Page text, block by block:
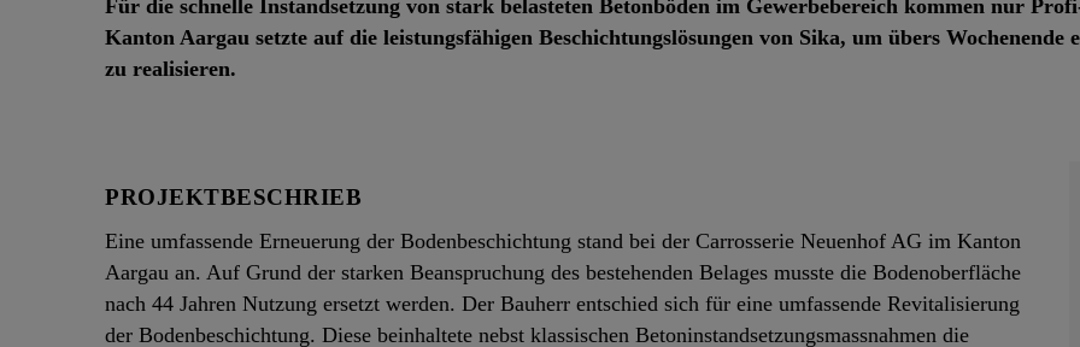
Für die schnelle Instandsetzung von stark belasteten Betonböden im Gewerbebereich kommen nur
Kanton Aargau setzte auf die leistungsfähigen Beschichtungslösungen von Sika, um übers
zu realisieren.
PROJEKTBESCHRIEB
Eine umfassende Erneuerung der Bodenbeschichtung stand bei der Carrosserie Neuenhof AG im Kanton
Aargau an. Auf Grund der starken Beanspruchung des bestehenden Belages musste die Bodenoberfläche
nach 44 Jahren Nutzung ersetzt werden. Der Bauherr entschied sich für eine umfassende Revitalisierung
der Bodenbeschichtung. Diese beinhaltete nebst klassischen Betoninstandsetzungsmassnahmen die